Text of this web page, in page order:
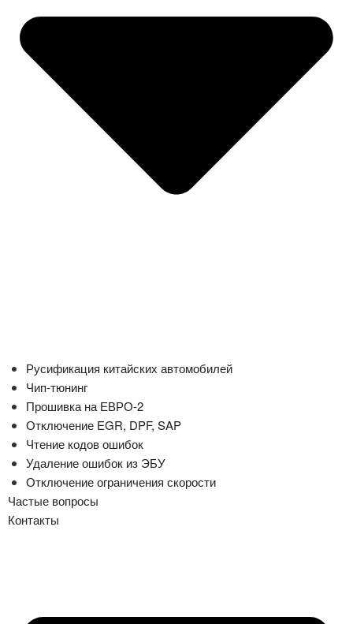
Русификация китайских автомобилей
Чип-тюнинг
Прошивка на ЕВРО-2
Отключение EGR, DPF, SAP
Чтение кодов ошибок
Удаление ошибок из ЭБУ
Отключение ограничения скорости
Частые вопросы
Контакты